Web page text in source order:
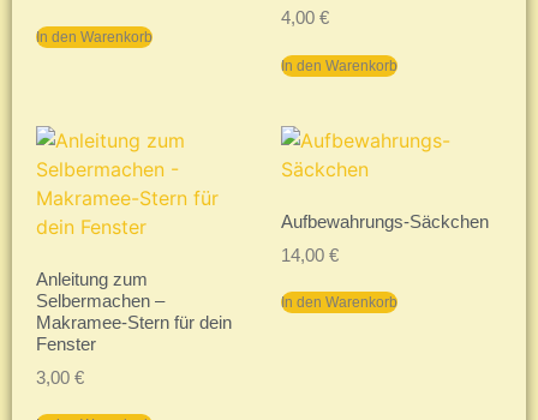
In den Warenkorb
4,00 €
In den Warenkorb
Anleitung zum
Selbermachen –
Makramee-Stern für dein
Fenster
3,00 €
Aufbewahrungs-Säckchen
14,00 €
In den Warenkorb